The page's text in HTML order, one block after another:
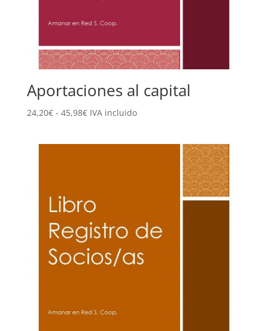
Aportaciones al capital
24,20€ - 45,98€Rango
IVA incluido